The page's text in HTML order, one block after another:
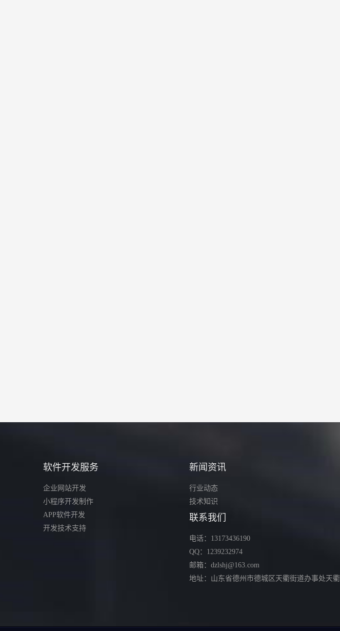
软件开发服务
企业网站开发
小程序开发制作
APP软件开发
开发技术支持
新闻资讯
行业动态
技术知识
联系我们
电话：13173436190
QQ：1239232974
邮箱：dzlshj@163.com
地址：山东省德州市德城区天衢街道办事处天